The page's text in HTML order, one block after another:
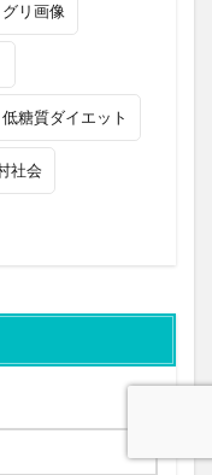
リ画像
低糖質ダイエット
社会